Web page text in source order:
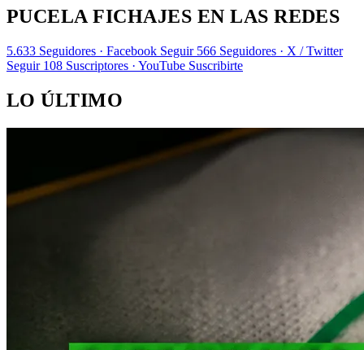
PUCELA FICHAJES EN LAS REDES
5.633 Seguidores · Facebook Seguir 566 Seguidores · X / Twitter
Seguir 108 Suscriptores · YouTube Suscribirte
LO ÚLTIMO